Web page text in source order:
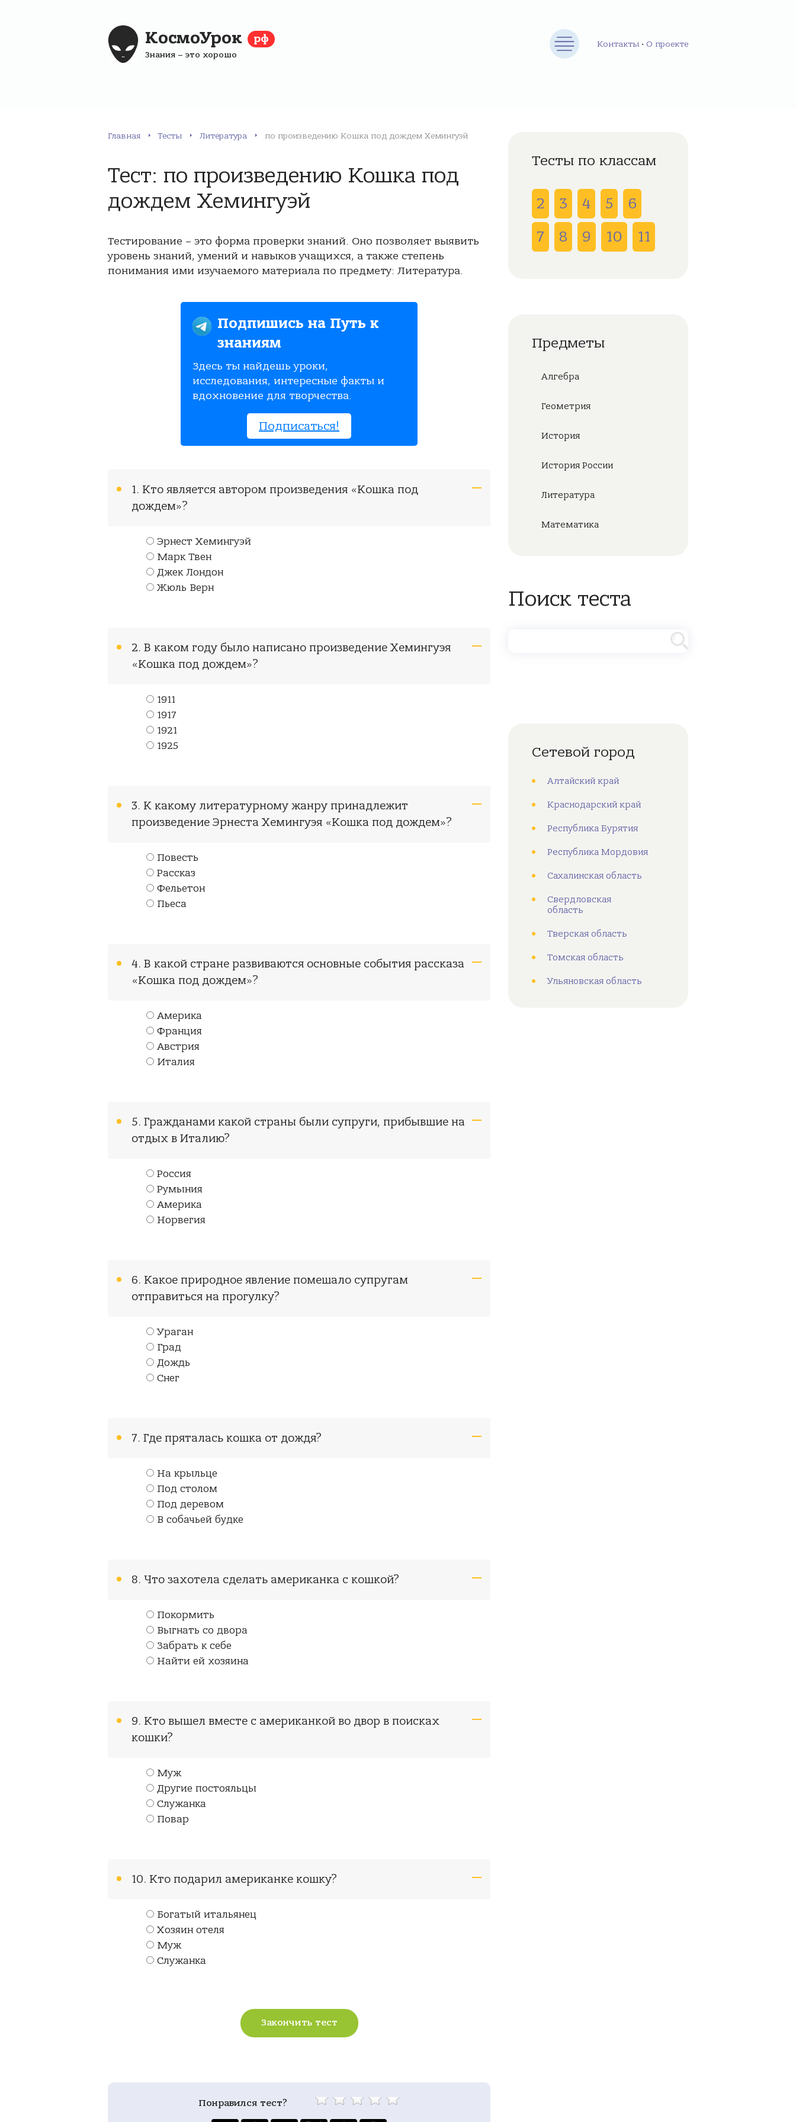
КосмоУрок рф
Знания – это хорошо
Контакты • О проекте
Главная Тесты Литература по произведению Кошка под дождем Хемингуэй
Тест: по произведению Кошка под
дождем Хемингуэй
Тестирование – это форма проверки знаний. Оно позволяет выявить
уровень знаний, умений и навыков учащихся, а также степень
понимания ими изучаемого материала по предмету: Литература.
Подпишись на Путь к
знаниям
Здесь ты найдешь уроки,
исследования, интересные факты и
вдохновение для творчества.
Подписаться!
1. Кто является автором произведения «Кошка под
дождем»?
Эрнест Хемингуэй
Марк Твен
Джек Лондон
Жюль Верн
2. В каком году было написано произведение Хемингуэя
«Кошка под дождем»?
1911
1917
1921
1925
3. К какому литературному жанру принадлежит
произведение Эрнеста Хемингуэя «Кошка под дождем»?
Повесть
Рассказ
Фельетон
Пьеса
4. В какой стране развиваются основные события рассказа
«Кошка под дождем»?
Америка
Франция
Австрия
Италия
5. Гражданами какой страны были супруги, прибывшие на
отдых в Италию?
Россия
Румыния
Америка
Норвегия
6. Какое природное явление помешало супругам
отправиться на прогулку?
Ураган
Град
Дождь
Снег
7. Где пряталась кошка от дождя?
На крыльце
Под столом
Под деревом
В собачьей будке
8. Что захотела сделать американка с кошкой?
Покормить
Выгнать со двора
Забрать к себе
Найти ей хозяина
9. Кто вышел вместе с американкой во двор в поисках
кошки?
Муж
Другие постояльцы
Служанка
Повар
10. Кто подарил американке кошку?
Богатый итальянец
Хозяин отеля
Муж
Служанка
Закончить тест
Понравился тест?
Тесты по классам
2 3 4 5
6
7
8 9 10 11
Предметы
Алгебра
Геометрия
История
История России
Литература
Математика
Поиск теста
Сетевой город
Алтайский край
Краснодарский край
Республика Бурятия
Республика Мордовия
Сахалинская область
Свердловская
область
Тверская область
Томская область
Ульяновская область